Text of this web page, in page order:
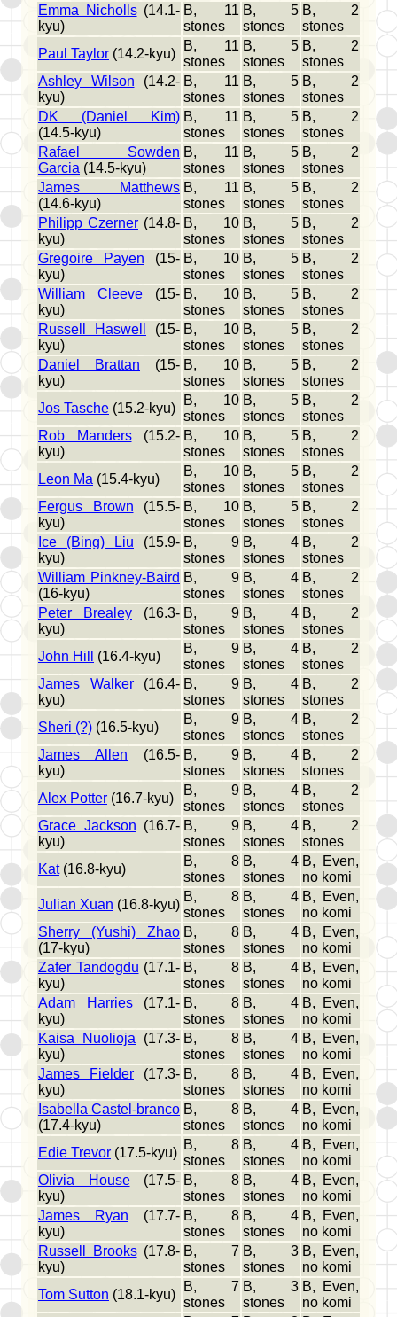
Emma Nicholls(14.1-
kyu)
B, 11
stones
B, 5
stones
B, 2
stones
Paul Taylor (14.2-kyu)
B, 11
stones
B, 5
stones
B, 2
stones
Ashley Wilson (14.2-
kyu)
B, 11
stones
B, 5
stones
B, 2
stones
DK (Daniel Kim)
(14.5-kyu)
B, 11
stones
B, 5
stones
B, 2
stones
Rafael Sowden
Garcia (14.5-kyu)
B, 11
stones
B, 5
stones
B, 2
stones
James Matthews
(14.6-kyu)
B, 11
stones
B, 5
stones
B, 2
stones
Philipp Czerner (14.8-
kyu)
B, 10
stones
B, 5
stones
B, 2
stones
Gregoire Payen (15-
kyu)
B, 10
stones
B, 5
stones
B, 2
stones
William Cleeve (15-
kyu)
B, 10
stones
B, 5
stones
B, 2
stones
Russell Haswell
(15-
kyu)
B, 10
stones
B, 5
stones
B, 2
stones
Daniel Brattan (15-
kyu)
B, 10
stones
B, 5
stones
B, 2
stones
Jos Tasche (15.2-kyu)
B, 10
stones
B, 5
stones
B, 2
stones
Rob Manders(15.2-
kyu)
B, 10
stones
B, 5
stones
B, 2
stones
Leon Ma (15.4-kyu)
B, 10
stones
B, 5
stones
B, 2
stones
Fergus Brown (15.5-
kyu)
B, 10
stones
B, 5
stones
B, 2
stones
Ice (Bing) Liu (15.9-
kyu)
B, 9
stones
B, 4
stones
B, 2
stones
William Pinkney-Baird
(16-kyu)
B, 9
stones
B, 4
stones
B, 2
stones
Peter Brealey (16.3-
kyu)
B, 9
stones
B, 4
stones
B, 2
stones
John Hill
(16.4-kyu)
B, 9
stones
B, 4
stones
B, 2
stones
James Walker(16.4-
kyu)
B, 9
stones
B, 4
stones
B, 2
stones
Sheri (?) (16.5-kyu)
B, 9
stones
B, 4
stones
B, 2
stones
James Allen (16.5-
kyu)
B, 9
stones
B, 4
stones
B, 2
stones
Alex Potter (16.7-kyu)
B, 9
stones
B, 4
stones
B, 2
stones
Grace Jackson (16.7-
kyu)
B, 9
stones
B, 4
stones
B, 2
stones
Kat(16.8-kyu)
B, 8
stones
B, 4
stones
B, Even,
no komi
Julian Xuan (16.8-kyu)
B, 8
stones
B, 4
stones
B, Even,
no komi
Sherry (Yushi) Zhao
(17-kyu)
B, 8
stones
B, 4
stones
B, Even,
no komi
Zafer Tandogdu (17.1-
kyu)
B, 8
stones
B, 4
stones
B, Even,
no komi
Adam Harries(17.1-
kyu)
B, 8
stones
B, 4
stones
B, Even,
no komi
Kaisa Nuolioja (17.3-
kyu)
B, 8
stones
B, 4
stones
B, Even,
no komi
James Fielder (17.3-
kyu)
B, 8
stones
B, 4
stones
B, Even,
no komi
Isabella Castel-branco
(17.4-kyu)
B, 8
stones
B, 4
stones
B, Even,
no komi
Edie Trevor (17.5-kyu)
B, 8
stones
B, 4
stones
B, Even,
no komi
Olivia House(17.5-
kyu)
B, 8
stones
B, 4
stones
B, Even,
no komi
James Ryan (17.7-
kyu)
B, 8
stones
B, 4
stones
B, Even,
no komi
Russell Brooks(17.8-
kyu)
B, 7
stones
B, 3
stones
B, Even,
no komi
Tom Sutton (18.1-kyu)
B, 7
stones
B, 3
stones
B, Even,
no komi